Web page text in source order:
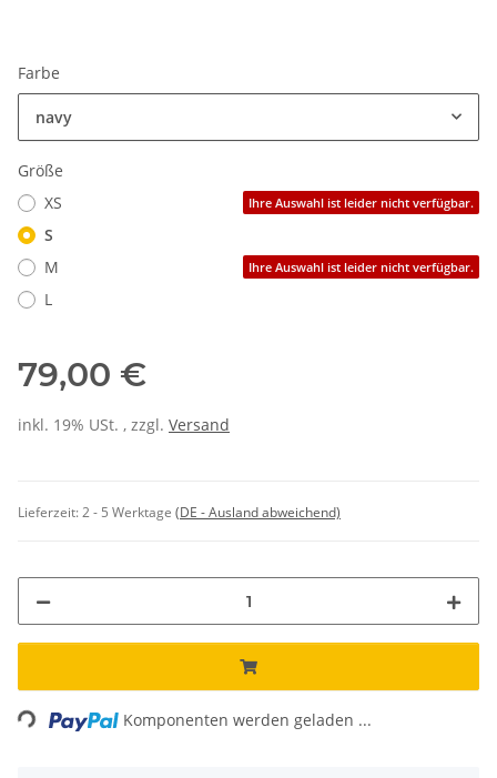
Farbe
navy
Größe
XS
Ihre Auswahl ist leider nicht verfügbar.
S
M
Ihre Auswahl ist leider nicht verfügbar.
L
79,00 €
inkl. 19% USt. , zzgl. Versand
Lieferzeit:2 - 5 Werktage (DE - Ausland abweichend)
Komponenten werden geladen ...